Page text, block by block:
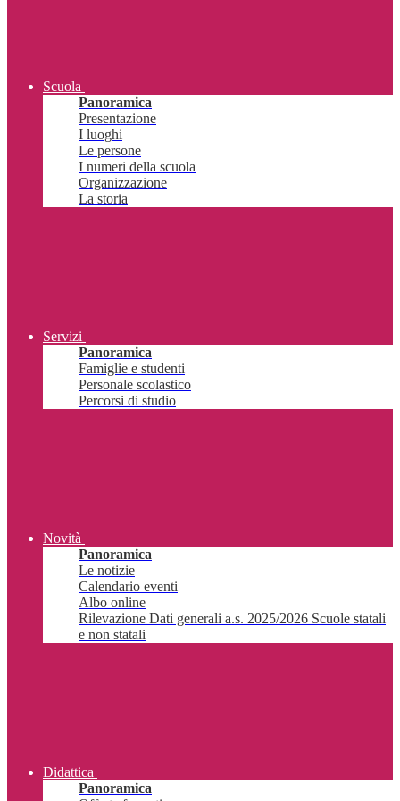
Scuola
Panoramica
Presentazione
I luoghi
Le persone
I numeri della scuola
Organizzazione
La storia
Servizi
Panoramica
Famiglie e studenti
Personale scolastico
Percorsi di studio
Novità
Panoramica
Le notizie
Calendario eventi
Albo online
Rilevazione Dati generali a.s. 2025/2026 Scuole statali
e non statali
Didattica
Panoramica